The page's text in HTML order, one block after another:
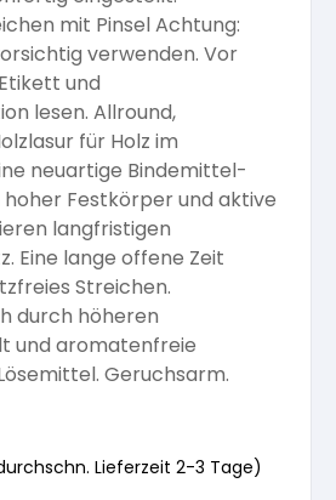
mit Pinsel Achtung:
verwenden. Vor
und
lesen. Allround,
für Holz im
neuartige Bindemittel-
hoher Festkörper und aktive
langfristigen
Eine lange offene Zeit
Streichen.
durch höheren
und aromatenfreie
Geruchsarm.
Lieferzeit 2-3 Tage)